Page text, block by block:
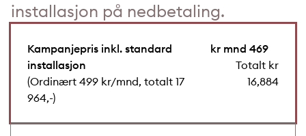
installasjon på nedbetaling.
Kampanjepris inkl. standard
installasjon
(Ordinært 499 kr/mnd, totalt 17
964,-)
kr mnd 469
Totalt kr
16,884